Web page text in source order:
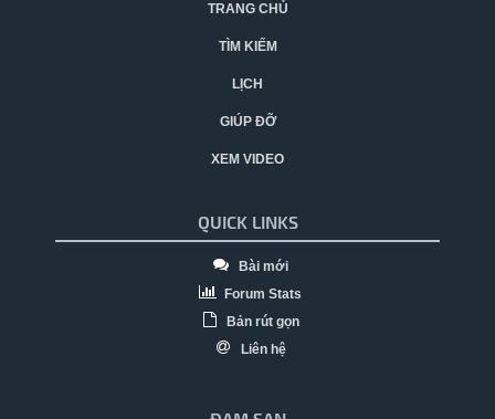
TRANG CHỦ
TÌM KIẾM
LỊCH
GIÚP ĐỠ
XEM VIDEO
QUICK LINKS
Bài mới
Forum Stats
Bản rút gọn
Liên hệ